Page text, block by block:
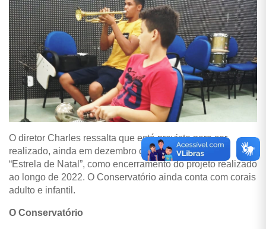
O diretor Charles ressalta que está previsto para ser
realizado, ainda em dezembro desse ano, a cantata
“Estrela de Natal”, como encerramento do projeto realizado
ao longo de 2022. O Conservatório ainda conta com corais
adulto e infantil.
O Conservatório